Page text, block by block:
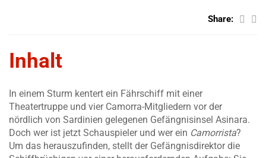
Share:
Inhalt
In einem Sturm kentert ein Fährschiff mit einer
Theatertruppe und vier Camorra-Mitgliedern vor der
nördlich von Sardinien gelegenen Gefängnisinsel Asinara.
Doch wer ist jetzt Schauspieler und wer ein Camorrista?
Um das herauszufinden, stellt der Gefängnisdirektor die